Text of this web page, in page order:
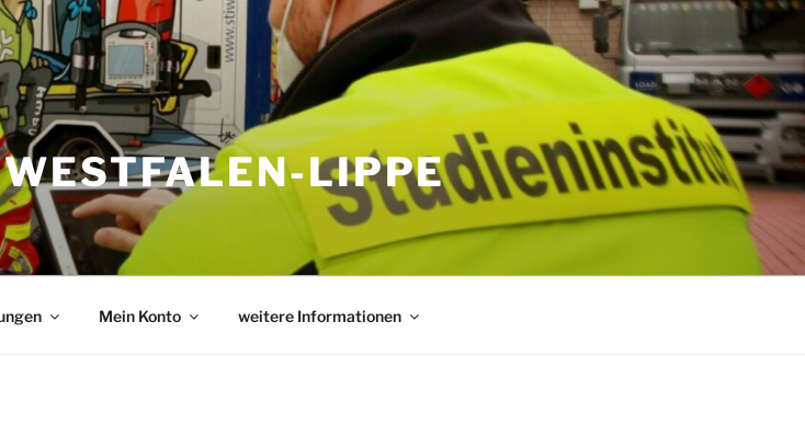
LIPPE
Mein Konto weitere Informationen